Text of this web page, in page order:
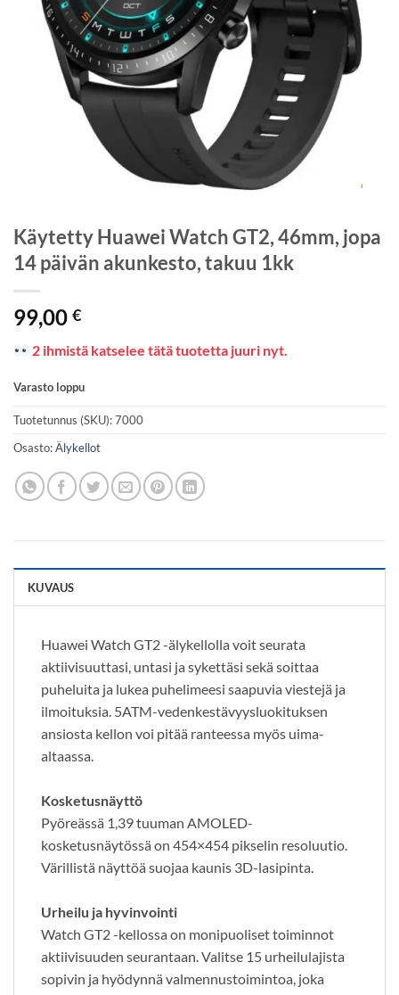
Käytetty Huawei Watch GT2, 46mm, jopa
14 päivän akunkesto, takuu 1kk
99,00 €
2 ihmistä katselee tätä tuotetta juuri nyt.
Varasto loppu
Tuotetunnus (SKU):7000
Osasto:Älykellot
KUVAUS
Huawei Watch GT2 -älykellolla voit seurata
aktiivisuuttasi, untasi ja sykettäsi sekä soittaa
puheluita ja lukea puhelimeesi saapuvia viestejä ja
ilmoituksia. 5ATM-vedenkestävyysluokituksen
ansiosta kellon voi pitää ranteessa myös uima-
altaassa.
Kosketusnäyttö
Pyöreässä 1,39 tuuman AMOLED-
kosketusnäytössä on 454×454 pikselin resoluutio.
Värillistä näyttöä suojaa kaunis 3D-lasipinta.
Urheilu ja hyvinvointi
Watch GT2 -kellossa on monipuoliset toiminnot
aktiivisuuden seurantaan. Valitse 15 urheilulajista
sopivin ja hyödynnä valmennustoimintoa, joka